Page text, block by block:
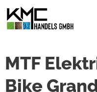
MTF
Bike